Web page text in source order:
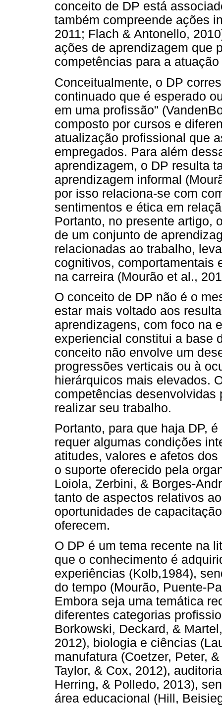
conceito de DP está
também compreende ações
2011; Flach & Antonello,
ações de aprendizagem que
competências para a
Conceitualmente, o DP
continuado que é esperado
em uma profissão"
composto por cursos e
atualização profissional que
empregados. Para além
aprendizagem, o DP resulta
aprendizagem informal
por isso relaciona-se com
sentimentos e ética em
Portanto, no presente artigo,
de um conjunto de
relacionadas ao trabalho,
cognitivos, comportamentais
na carreira (Mourão et al.,
O conceito de DP não é o
estar mais voltado aos
aprendizagens, com foco na
experiencial constitui a base
conceito não envolve um
progressões verticais ou à
hierárquicos mais elevados.
competências
realizar seu trabalho.
Portanto, para que haja DP,
requer algumas condições
atitudes, valores e afetos
o suporte oferecido pela
Loiola, Zerbini, & Borges-
tanto de aspectos relativos
oportunidades de
oferecem.
O DP é um tema recente na
que o conhecimento é
experiências (Kolb,1984),
do tempo (Mourão, Puente-
Embora seja uma temática
diferentes categorias
Borkowski, Deckard, &
2012), biologia e ciências
manufatura (Coetzer, Peter,
Taylor, & Cox, 2012),
Herring, & Polledo, 2013),
área educacional (Hill,